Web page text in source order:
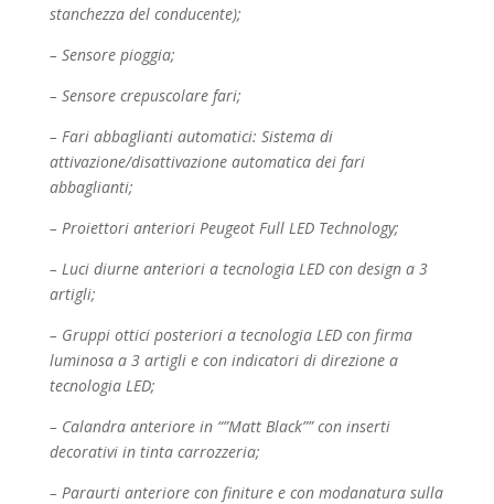
stanchezza del conducente);
– Sensore pioggia;
– Sensore crepuscolare fari;
– Fari abbaglianti automatici: Sistema di
attivazione/disattivazione automatica dei fari
abbaglianti;
– Proiettori anteriori Peugeot Full LED Technology;
– Luci diurne anteriori a tecnologia LED con design a 3
artigli;
– Gruppi ottici posteriori a tecnologia LED con firma
luminosa a 3 artigli e con indicatori didirezione a
tecnologia LED;
– Calandra anteriore in “”Matt Black”” con inserti
decorativi in tinta carrozzeria;
– Paraurti anteriore con finiture e con modanatura sulla